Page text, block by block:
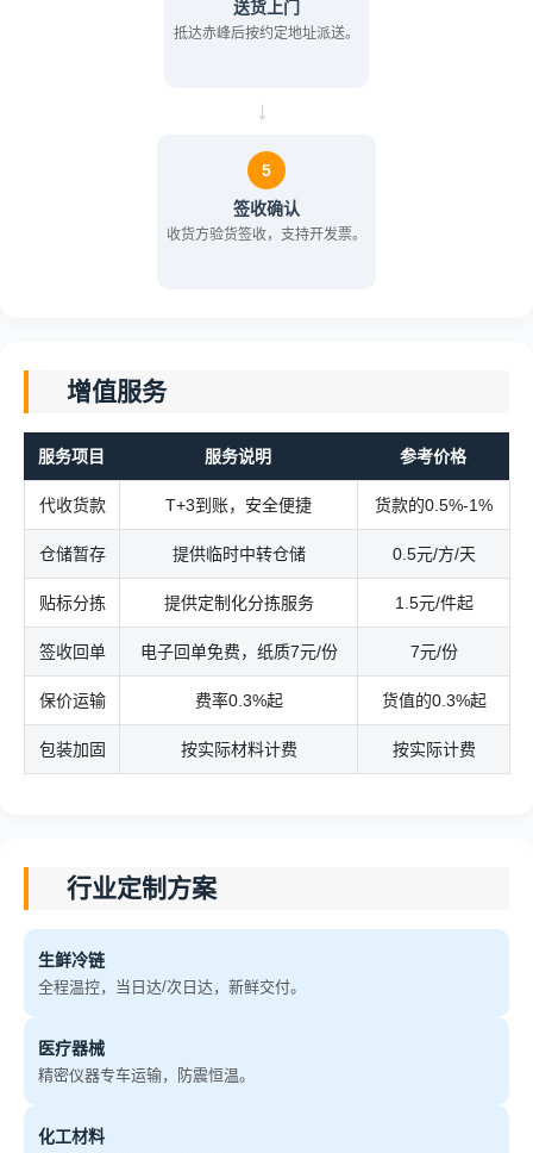
送货上门
抵达赤峰后按约定地址派送。
→
5
签收确认
收货方验货签收，支持开发票。
增值服务
服务项目 服务说明 参考价格
代收货款 T+3到账，安全便捷 货款的0.5%-1%
仓储暂存 提供临时中转仓储 0.5元/方/天
贴标分拣 提供定制化分拣服务 1.5元/件起
签收回单 电子回单免费，纸质7元/份 7元/份
保价运输 费率0.3%起 货值的0.3%起
包装加固 按实际材料计费 按实际计费
行业定制方案
生鲜冷链
全程温控，当日达/次日达，新鲜交付。
医疗器械
精密仪器专车运输，防震恒温。
化工材料